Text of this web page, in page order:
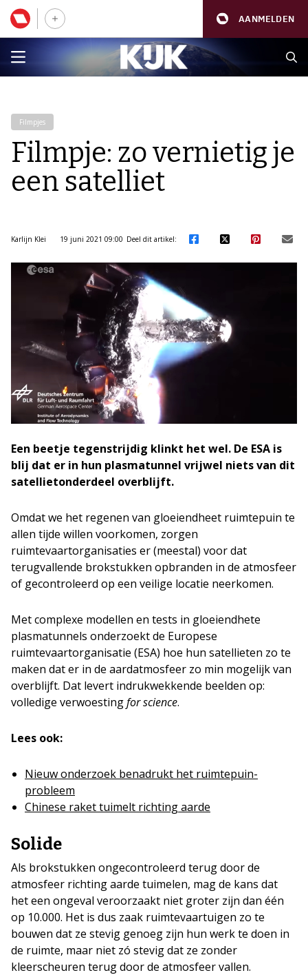
AANMELDEN
Filmpjes
Filmpje: zo vernietig je
een satelliet
Karlijn Klei 19 juni 2021 09:00 Deel dit artikel:
Een beetje tegenstrijdig klinkt het wel. De ESA is
blij dat er in hun plasmatunnel vrijwel niets van dit
satellietonderdeel overblijft.
Omdat we het regenen van gloeiendheet ruimtepuin te
allen tijde willen voorkomen, zorgen
ruimtevaartorganisaties er (meestal) voor dat
terugvallende brokstukken opbranden in de atmosfeer
of gecontroleerd op een veilige locatie neerkomen.
Met complexe modellen en tests in gloeiendhete
plasmatunnels onderzoekt de Europese
ruimtevaartorganisatie (ESA) hoe hun satellieten zo te
maken dat er in de aardatmosfeer zo min mogelijk van
overblijft. Dat levert indrukwekkende beelden op:
volledige verwoestingfor science.
Lees ook:
Nieuw onderzoek benadrukt het ruimtepuin-
probleem
Chinese raket tuimelt richting aarde
Solide
Als brokstukken ongecontroleerd terug door de
atmosfeer richting aarde tuimelen, mag de kans dat
het een ongeval veroorzaakt niet groter zijn dan één
op 10.000. Het is dus zaak ruimtevaartuigen zo te
bouwen dat ze stevig genoeg zijn hun werk te doen in
de ruimte, maar niet zó stevig dat ze zonder
kleerscheuren terug door de atmosfeer vallen.